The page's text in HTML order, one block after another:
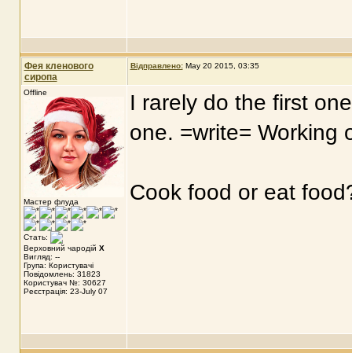
Фея кленового
сиропа
Відправлено: May 20 2015, 03:35
Offline
Мастер флуда
Стать:
Верховний чародій X
Вигляд: --
Група: Користувачі
Повідомлень: 31823
Користувач №: 30627
Реєстрація: 23-July 07
I rarely do the first
one. =write= Working
Cook food or eat